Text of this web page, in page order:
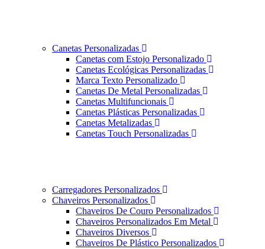
Canetas Personalizadas
Canetas com Estojo Personalizado
Canetas Ecológicas Personalizadas
Marca Texto Personalizado
Canetas De Metal Personalizadas
Canetas Multifuncionais
Canetas Plásticas Personalizadas
Canetas Metalizadas
Canetas Touch Personalizadas
Carregadores Personalizados
Chaveiros Personalizados
Chaveiros De Couro Personalizados
Chaveiros Personalizados Em Metal
Chaveiros Diversos
Chaveiros De Plástico Personalizados